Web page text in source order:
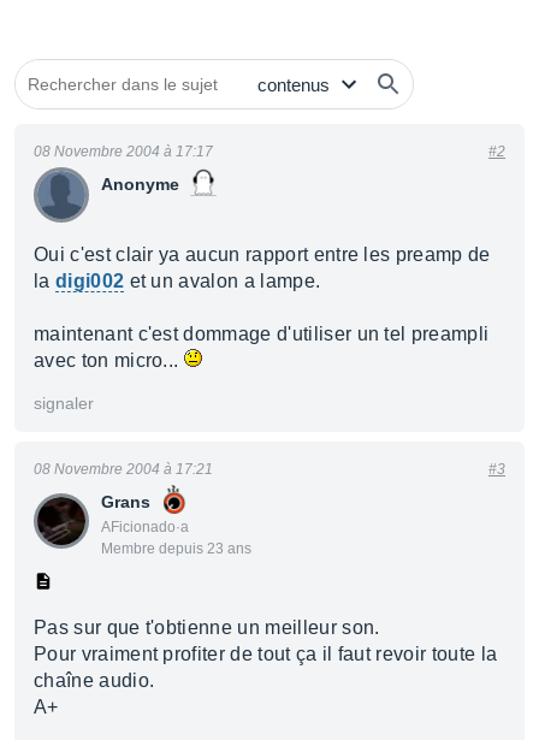
Anonyme
08 Novembre 2004 à 17:17 #2
Oui c'est clair ya aucun rapport entre les preamp de
la digi002 et un avalon a lampe.
maintenant c'est dommage d'utiliser un tel preampli
avec ton micro...
signaler
Grans
AFicionado·a
Membre depuis 23 ans
08 Novembre 2004 à 17:21 #3
Pas sur que t'obtienne un meilleur son.
Pour vraiment profiter de tout ça il faut revoir toute la
chaîne audio.
A+